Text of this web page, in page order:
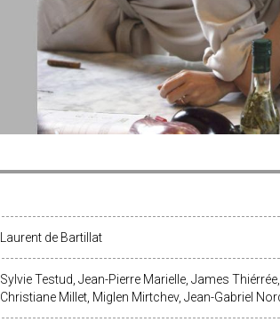
Laurent de Bartillat
Sylvie Testud, Jean-Pierre Marielle, James
Christiane Millet, Miglen Mirtchev, Jean-Gabriel